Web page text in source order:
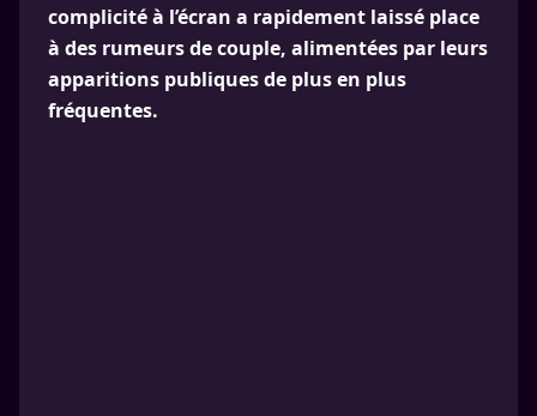
complicité à l’écran a rapidement laissé place
à des rumeurs de couple, alimentées par leurs
apparitions publiques de plus en plus
fréquentes.